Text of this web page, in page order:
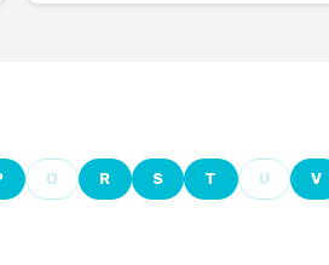
Q R S T U V